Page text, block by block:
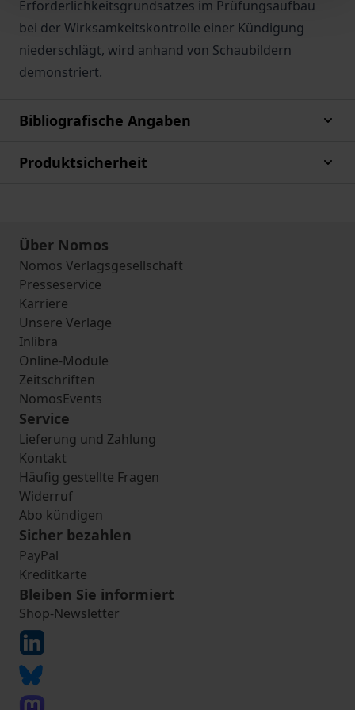
Erforderlichkeitsgrundsatzes im Prüfungsaufbau
bei der Wirksamkeitskontrolle einer Kündigung
niederschlägt, wird anhand von Schaubildern
demonstriert.
Bibliografische Angaben
Produktsicherheit
Über Nomos
Nomos Verlagsgesellschaft
Presseservice
Karriere
Unsere Verlage
Inlibra
Online-Module
Zeitschriften
NomosEvents
Service
Lieferung und Zahlung
Kontakt
Häufig gestellte Fragen
Widerruf
Abo kündigen
Sicher bezahlen
PayPal
Kreditkarte
Bleiben Sie informiert
Shop-Newsletter